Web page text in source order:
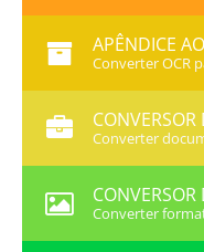
APÊNDICE
Converter OCR
Converter
Converter